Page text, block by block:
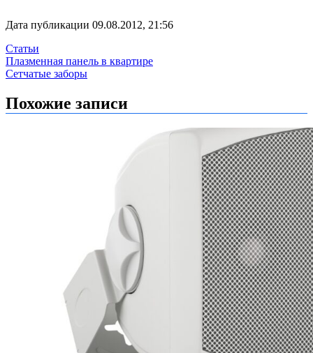
Дата публикации 09.08.2012, 21:56
Статьи
Навигация
по
записям
Плазменная панель в квартире
Сетчатые заборы
Похожие записи